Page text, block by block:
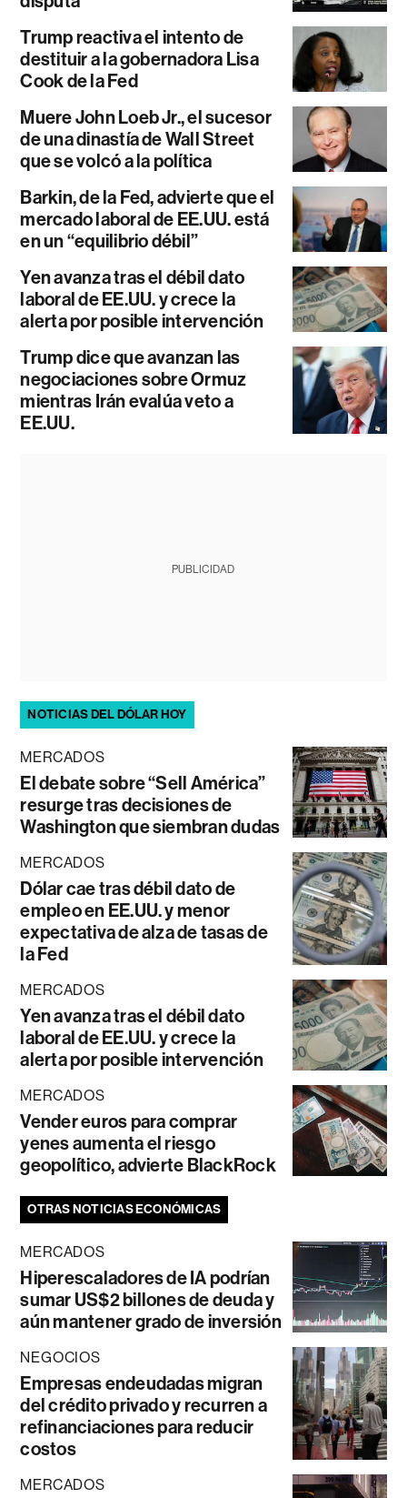
Trump reactiva el intento de
destituir a la gobernadora Lisa
Cook de la Fed
Muere John Loeb Jr., el sucesor
de una dinastía de Wall Street
que se volcó a la política
Barkin, de la Fed, advierte que el
mercado laboral de EE.UU. está
en un “equilibrio débil”
Yen avanza tras el débil dato
laboral de EE.UU. y crece la
alerta por posible intervención
Trump dice que avanzan las
negociaciones sobre Ormuz
mientras Irán evalúa veto a
EE.UU.
PUBLICIDAD
NOTICIAS DEL DÓLAR HOY
MERCADOS
El debate sobre “Sell América”
resurge tras decisiones de
Washington que siembran dudas
MERCADOS
Dólar cae tras débil dato de
empleo en EE.UU. y menor
expectativa de alza de tasas de
la Fed
MERCADOS
Yen avanza tras el débil dato
laboral de EE.UU. y crece la
alerta por posible intervención
MERCADOS
Vender euros para comprar
yenes aumenta el riesgo
geopolítico, advierte BlackRock
OTRAS NOTICIAS ECONÓMICAS
MERCADOS
Hiperescaladores de IA podrían
sumar US$2 billones de deuda y
aún mantener grado de inversión
NEGOCIOS
Empresas endeudadas migran
del crédito privado y recurren a
refinanciaciones para reducir
costos
MERCADOS